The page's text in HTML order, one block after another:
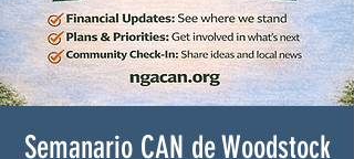
Semanario CAN de Woodstock